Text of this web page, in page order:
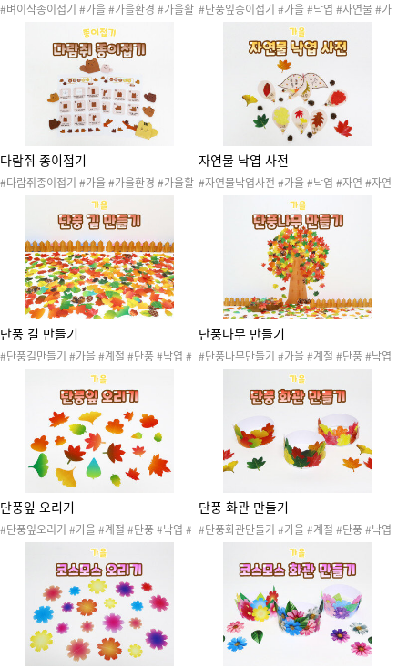
#벼이삭종이접기 #가을 #가을환경 #가을활
동 #가을놀이 #가을프로젝트 #가을꾸미기 #
가을게시판 #가을환경판 #가을종이접기 #종
이접기 #색종이접기 #소근육발달 #가을틈새
놀이 #틈새놀이 #농촌 #추수
#단풍잎종이접기 #가을 #낙엽 #자연물 #가
을나무 #단풍잎 #단풍 #가을환경 #가을활동
#가을놀이 #가을프로젝트 #가을꾸미기 #가
을게시판 #가을환경판 #가을종이접기 #종이
접기 #색종이접기 #소근육발달 #가을틈새놀
이 #틈새놀이 #단풍놀이
다람쥐 종이접기
#다람쥐종이접기 #가을 #가을환경 #가을활
동 #가을놀이 #가을프로젝트 #가을꾸미기 #
가을게시판 #가을환경판 #가을종이접기 #종
이접기 #색종이접기 #소근육발달 #도토리종
이접기 #가을틈새놀이 #틈새놀이 #동물
자연물 낙엽 사전
#자연물낙엽사전 #가을 #낙엽 #자연 #자연
물 #단풍 #가을나무 #가을꽃 #가을환경 #가
을활동 #가을놀이 #가을프로젝트 #자연물놀
이 #미술활동 #탐색활동 #가을사전 #가을작
은책 #바깥활동 #자연물활동 #가을산책놀이
단풍 길 만들기
#단풍길만들기 #가을 #계절 #단풍 #낙엽 #
은행잎 #단풍잎 #자연 #자연물 #가을나무 #
가을꽃 #가을환경 #가을활동 #가을놀이 #가
을꾸미기 #가을도안 #가을프로젝트 #단풍축
제 #단풍행사 #가을축제 #가을행사 #단풍나
무만들기 #단풍잎오리기 #단풍화관만들기 #
소근육발달 #단풍놀이 #가을오리기 #낙엽길
#낙엽길만들기
단풍나무 만들기
#단풍나무만들기 #가을 #계절 #단풍 #낙엽
#은행잎 #단풍잎 #자연 #자연물 #가을나무
#가을꽃 #가을환경 #가을활동 #가을놀이 #
가을꾸미기 #가을도안 #가을프로젝트 #단풍
축제 #단풍행사 #가을축제 #가을행사 #단풍
길만들기 #단풍잎오리기 #단풍화관만들기 #
소근육발달 #단풍놀이 #가을오리기 #낙엽나
무 #낙엽나무만들기
단풍잎 오리기
#단풍잎오리기 #가을 #계절 #단풍 #낙엽 #
은행잎 #단풍잎 #자연 #자연물 #가을나무 #
가을꽃 #가을환경 #가을활동 #가을놀이 #가
을꾸미기 #가을도안 #가을프로젝트 #단풍축
제 #단풍행사 #가을축제 #가을행사 #단풍길
만들기 #단풍나무만들기 #단풍화관만들기 #
가위오리기 #종이오리기 #색종이오리기 #소
근육발달 #가을환경판 #가을게시판 #단풍놀
이 #가을오리기 #낙엽오리기
단풍 화관 만들기
#단풍화관만들기 #가을 #계절 #단풍 #낙엽
#은행잎 #단풍잎 #자연 #자연물 #가을나무
#가을꽃 #가을환경 #가을활동 #가을놀이 #
가을꾸미기 #가을도안 #가을프로젝트 #단풍
축제 #단풍행사 #가을축제 #가을행사 #단풍
길만들기 #단풍나무만들기 #단풍잎오리기 #
단풍잎머리띠 #미술활동 #단풍놀이 #가을오
리기 #낙엽화관 #낙엽왕관 #단풍왕관 #가을